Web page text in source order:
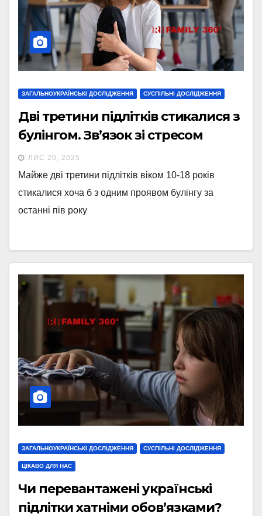
ЗАГАЛЬНОУКРАЇНСЬКІ ДОСЛІДЖЕННЯ СУСПІЛЬНІ ДОСЛІДЖЕННЯ
Дві третини підлітків стикалися з
булінгом. Зв’язок зі стресом
ЛИС 20, 2025
Майже дві третини підлітків віком 10-18 років
стикалися хоча б з одним проявом булінгу за
останні пів року
ЗАГАЛЬНОУКРАЇНСЬКІ ДОСЛІДЖЕННЯ СУСПІЛЬНІ ДОСЛІДЖЕННЯ
ЦІКАВО ДЛЯ НАС
Чи перевантажені українські
підлітки хатніми обов’язками?